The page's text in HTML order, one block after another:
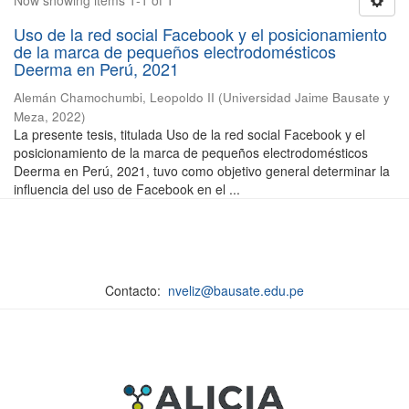
Uso de la red social Facebook y el posicionamiento
de la marca de pequeños electrodomésticos
Deerma en Perú, 2021
Alemán Chamochumbi, Leopoldo II (Universidad Jaime Bausate y
Meza, 2022)
La presente tesis, titulada Uso de la red social Facebook y el
posicionamiento de la marca de pequeños electrodomésticos
Deerma en Perú, 2021, tuvo como objetivo general determinar la
influencia del uso de Facebook en el ...
Contacto: nveliz@bausate.edu.pe